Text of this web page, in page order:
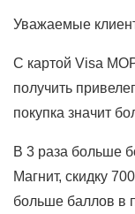
Уважаемые
С картой Visa
получить
покупка значит
В 3 раза больше
Магнит, скидку
больше баллов в